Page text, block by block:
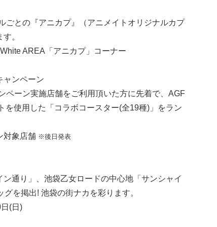
ごとの『アニカプ』（アニメイトオリジナルカプ
。
AREA「アニカプ」コーナー
ャンペーン
ペーン実施店舗をご利用頂いた方に先着で、AGF
を使用した「コラボコースター(全19種)」をラン
対象店舗 ※後日発表
通り」、池袋乙女ロードの中心地「サンシャイ
を掲出! 池袋の街ナカを彩ります。
(日)